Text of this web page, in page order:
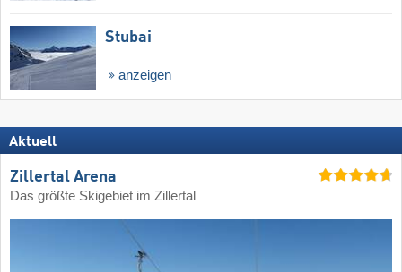
Stubai
anzeigen
Aktuell
Zillertal Arena
Das größte Skigebiet im Zillertal